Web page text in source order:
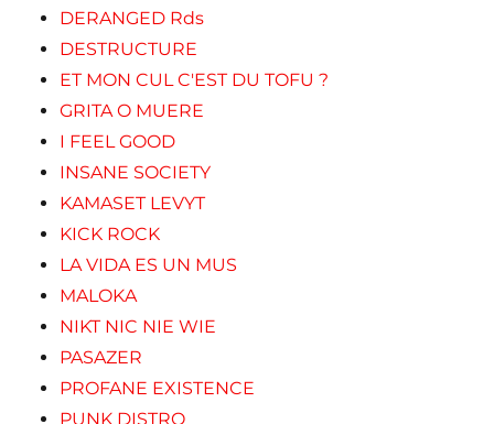
DERANGED Rds
DESTRUCTURE
ET MON CUL C'EST DU TOFU ?
GRITA O MUERE
I FEEL GOOD
INSANE SOCIETY
KAMASET LEVYT
KICK ROCK
LA VIDA ES UN MUS
MALOKA
NIKT NIC NIE WIE
PASAZER
PROFANE EXISTENCE
PUNK DISTRO